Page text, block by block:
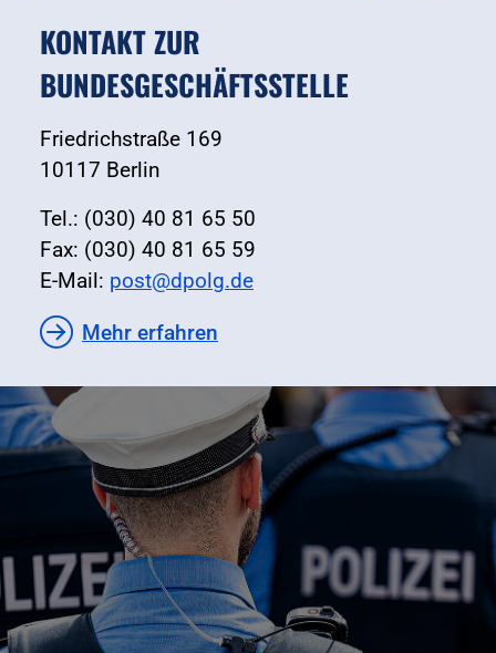
KONTAKT ZUR
BUNDESGESCHÄFTSSTELLE
Friedrichstraße 169
10117 Berlin
Tel.: (030) 40 81 65 50
Fax: (030) 40 81 65 59
E-Mail: post@dpolg.de
Mehr erfahren